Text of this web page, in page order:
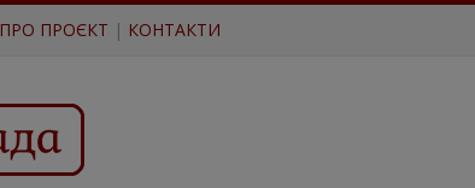
ПРО ПРОЄКТ | КОНТАКТИ